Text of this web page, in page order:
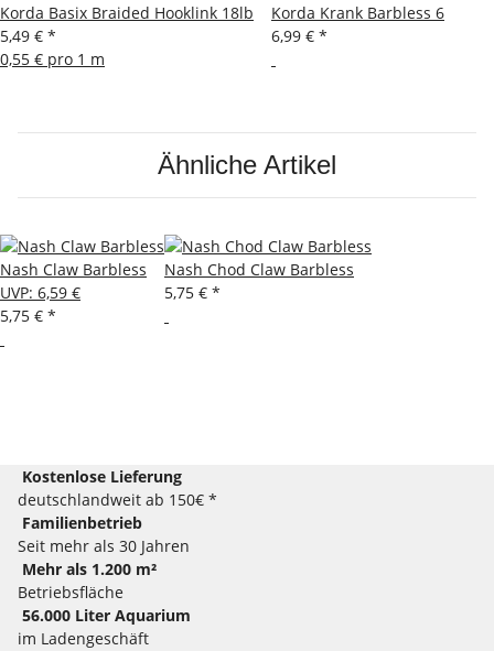
Korda Basix Braided Hooklink 18lb
5,49 € *
0,55 € pro 1 m
Korda Krank Barbless 6
6,99 € *
Ähnliche Artikel
Nash Claw Barbless
UVP: 6,59 €
5,75 € *
Nash Chod Claw Barbless
5,75 € *
Kostenlose Lieferung
deutschlandweit ab 150€ *
Familienbetrieb
Seit mehr als 30 Jahren
Mehr als 1.200 m²
Betriebsfläche
56.000 Liter Aquarium
im Ladengeschäft